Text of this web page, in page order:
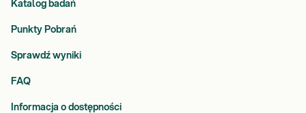
Katalog badań
Punkty Pobrań
Sprawdź wyniki
FAQ
Informacja o dostępności